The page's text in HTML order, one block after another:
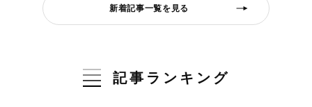
新着記事一覧を見る
記事ランキング